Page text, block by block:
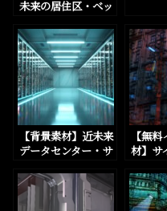
未来の居住区・ベッ
ムを数点追加しまし
た
【背景素材】近未来
データセンター・サ
×監視映像差分 10
枚セットをBOOTH
【無
材】サ
外観背
追加し